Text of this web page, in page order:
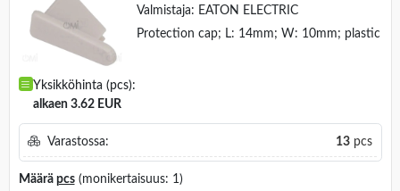
Valmistaja: EATON ELECTRIC
Protection cap; L: 14mm; W: 10mm; plastic
Yksikköhinta (pcs):
alkaen 3.62 EUR
Varastossa: 13pcs
Määrä pcs(monikertaisuus: 1)